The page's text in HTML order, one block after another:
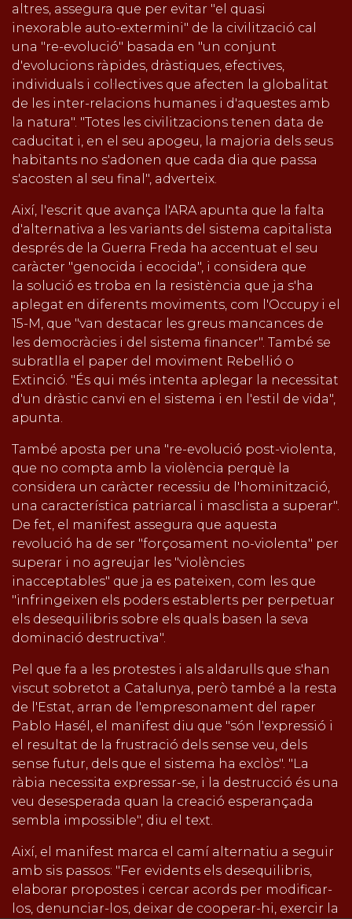
altres, assegura que per evitar "el quasi
inexorable auto-extermini" de la civilització cal
una "re-evolució" basada en "un conjunt
d'evolucions ràpides, dràstiques, efectives,
individuals i col·lectives que afecten la globalitat
de les inter-relacions humanes i d'aquestes amb
la natura". "Totes les civilitzacions tenen data de
caducitat i, en el seu apogeu, la majoria dels seus
habitants no s'adonen que cada dia que passa
s'acosten al seu final", adverteix.
Així, l'escrit que avança l'ARA apunta que la falta
d'alternativa a les variants del sistema capitalista
després de la Guerra Freda ha accentuat el seu
caràcter "genocida i ecocida", i considera que
la solució es troba en la resistència que ja s'ha
aplegat en diferents moviments, com l'Occupy i el
15-M, que "van destacar les greus mancances de
les democràcies i del sistema financer". També se
subratlla el paper del moviment Rebel·lió o
Extinció. "És qui més intenta aplegar la necessitat
d'un dràstic canvi en el sistema i en l'estil de vida",
apunta.
També aposta per una "re-evolució post-violenta,
que no compta amb la violència perquè la
considera un caràcter recessiu de l'hominització,
una característica patriarcal i masclista a superar".
De fet, el manifest assegura que aquesta
revolució ha de ser "forçosament no-violenta" per
superar i no agreujar les "violències
inacceptables" que ja es pateixen, com les que
"infringeixen els poders establerts per perpetuar
els desequilibris sobre els quals basen la seva
dominació destructiva".
Pel que fa a les protestes i als aldarulls que s'han
viscut sobretot a Catalunya, però també a la resta
de l'Estat, arran de l'empresonament del raper
Pablo Hasél, el manifest diu que "són l'expressió i
el resultat de la frustració dels sense veu, dels
sense futur, dels que el sistema ha exclòs". "La
ràbia necessita expressar-se, i la destrucció és una
veu desesperada quan la creació esperançada
sembla impossible", diu el text.
Així, el manifest marca el camí alternatiu a seguir
amb sis passos: "Fer evidents els desequilibris,
elaborar propostes i cercar acords per modificar-
los, denunciar-los, deixar de cooperar-hi, exercir la